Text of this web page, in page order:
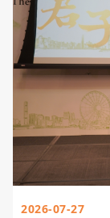
2026-07-27